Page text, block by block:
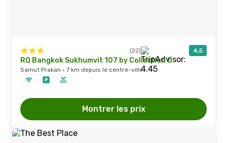
(22) 4,5
RQ Bangkok Sukhumvit 107 by Collection O
Samut Prakan · 7 km depuis le centre-ville
Montrer les prix